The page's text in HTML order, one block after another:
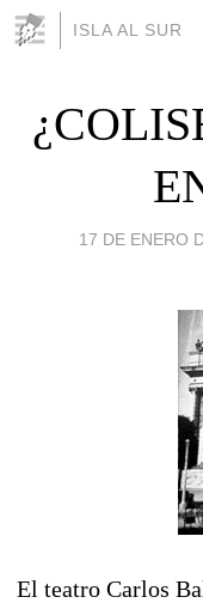
ISLA AL SUR
17 DE ENERO
El teatro Carlos